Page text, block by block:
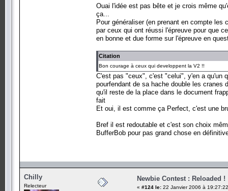
Ouai l'idée est pas bête et je crois même
ça...
Pour généraliser (en prenant en compte
par ceux qui ont réussi l'épreuve pour que
en bonne et due forme sur l'épreuve en
Citation
Bon courage à ceux qui developpent la V2 !!
C'est pas "ceux", c'est "celui", y'en a qu'un
pourfendant de sa hache double les
qu'il reste de la place dans le document
fait
Et oui, il est comme ça Perfect, c'est une
Bref il est redoutable et c'est son choix
BufferBob pour pas grand chose en
Chilly
Relecteur
Newbie Contest : Reloaded !
« #124 le: 22 Janvier 2006 à